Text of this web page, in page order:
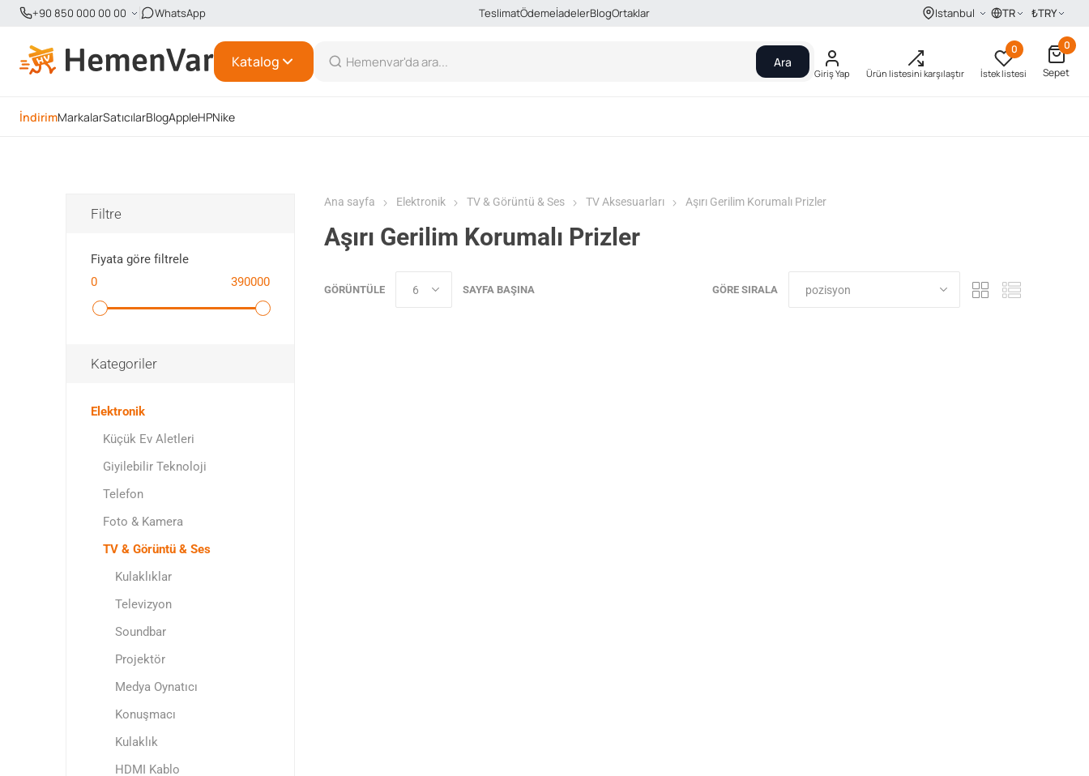
+90 850 000 00 00 WhatsApp TeslimatÖdemeİadelerBlogOrtaklar Istanbul TR ₺TRY
Katalog Ara
Giriş Yap Ürün listesini karşılaştır İstek listesi
0
0
Sepet
İndirimMarkalarSatıcılarBlogAppleHPNike
Ana sayfa Elektronik TV & Görüntü & Ses TV Aksesuarları Aşırı Gerilim Korumalı Prizler
Aşırı Gerilim Korumalı Prizler
GÖRE SIRALA
GÖRÜNTÜLE SAYFA BAŞINA
Filtre
Fiyata göre filtrele
0
390000
Kategoriler
Elektronik
Küçük Ev Aletleri
Giyilebilir Teknoloji
Telefon
Foto & Kamera
TV & Görüntü & Ses
Kulaklıklar
Televizyon
Soundbar
Projektör
Medya Oynatıcı
Konuşmacı
Kulaklık
HDMI Kablo